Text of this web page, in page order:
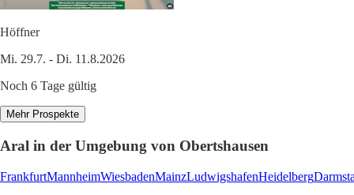
Höffner
Mi. 29.7. - Di. 11.8.2026
Noch 6 Tage gültig
Mehr Prospekte
Aral in der Umgebung von Obertshausen
FrankfurtMannheimWiesbadenMainzLudwigshafenHeidelberg